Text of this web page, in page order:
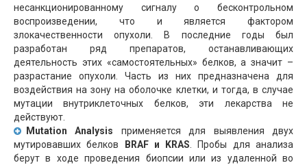
несанкционированному сигналу о бесконтрольном
воспроизведении, что и является фактором
злокачественности опухоли. В последние годы был
разработан ряд препаратов, останавливающих
деятельность этих «самостоятельных» белков, а значит –
разрастание опухоли. Часть из них предназначена для
воздействия на зону на оболочке клетки, и тогда, в случае
мутации внутриклеточных белков, эти лекарства не
действуют.
Mutation Analysis применяется для выявления двух
мутировавших белков
BRAF и KRAS . Пробы для анализа
берут в ходе проведения биопсии или из удаленной во